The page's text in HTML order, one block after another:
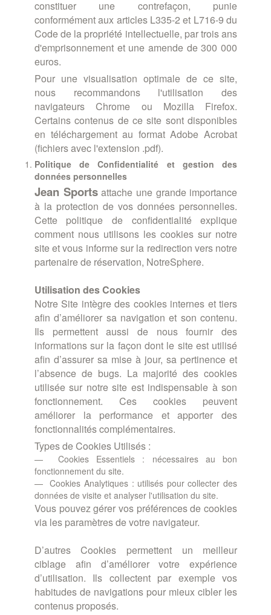
constituer une contrefaçon, punie
conformément aux articles L335-2 et L716-9 du
Code de la propriété intellectuelle, par trois ans
d'emprisonnement et une amende de 300 000
euros.
Pour une visualisation optimale de ce site,
nous recommandons l'utilisation des
navigateurs Chrome ou Mozilla Firefox.
Certains contenus de ce site sont disponibles
en téléchargement au format Adobe Acrobat
(fichiers avec l'extension .pdf).
Politique de Confidentialité et gestion des
données personnelles
Jean Sports attache une grande importance
à la protection de vos données personnelles.
Cette politique de confidentialité explique
comment nous utilisons les cookies sur notre
site et vous informe sur la redirection vers notre
partenaire de réservation, NotreSphere.
Utilisation des Cookies
Notre Site intègre des cookies internes et tiers
afin d’améliorer sa navigation et son contenu.
Ils permettent aussi de nous fournir des
informations sur la façon dont le site est utilisé
afin d’assurer sa mise à jour, sa pertinence et
l’absence de bugs. La majorité des cookies
utilisée sur notre site est indispensable à son
fonctionnement. Ces cookies peuvent
améliorer la performance et apporter des
fonctionnalités complémentaires.
Types de Cookies Utilisés :
Cookies Essentiels : nécessaires au bon
fonctionnement du site.
Cookies Analytiques : utilisés pour collecter des
données de visite et analyser l'utilisation du site.
Vous pouvez gérer vos préférences de cookies
via les paramètres de votre navigateur.
D’autres Cookies permettent un meilleur
ciblage afin d’améliorer votre expérience
d’utilisation. Ils collectent par exemple vos
habitudes de navigations pour mieux cibler les
contenus proposés.